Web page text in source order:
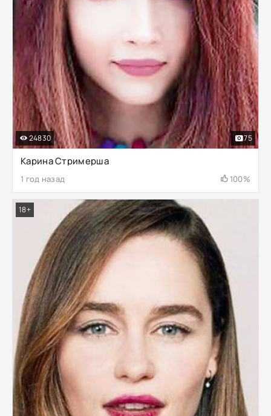
Карина Стримерша
1 год назад 100%
24830 75
18+